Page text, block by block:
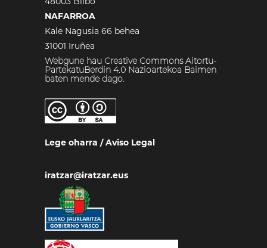
NAFARROA
Kale Nagusia 66 behea
31001 Iruñea
Webgune hau Creative Commons Aitortu-
PartekatuBerdin 4.0 Nazioartekoa Baimen
baten mende dago.
Lege oharra /Aviso Legal
iratzar@iratzar.eus